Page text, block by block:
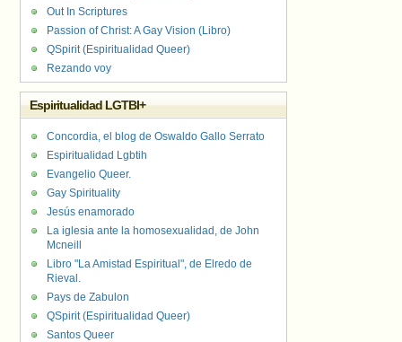
Out In Scriptures
Passion of Christ: A Gay Vision (Libro)
QSpirit (Espiritualidad Queer)
Rezando voy
Espiritualidad LGTBI+
Concordia, el blog de Oswaldo Gallo Serrato
Espiritualidad Lgbtih
Evangelio Queer.
Gay Spirituality
Jesús enamorado
La iglesia ante la homosexualidad, de John
Mcneill
Libro "La Amistad Espiritual", de Elredo de
Rieval.
Pays de Zabulon
QSpirit (Espiritualidad Queer)
Santos Queer